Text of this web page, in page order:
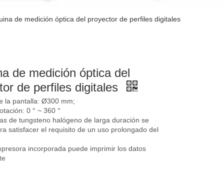
de medición óptica del proyector de perfiles digitales
de medición óptica del
de perfiles digitales
la pantalla: Ø300 mm;
0 ° ~ 360 °
de tungsteno halógeno de larga duración se
satisfacer el requisito de un uso prolongado del
incorporada puede imprimir los datos